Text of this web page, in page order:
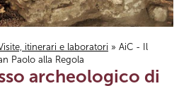
itinerari e laboratori » AiC - Il
Paolo alla Regola
archeologico di